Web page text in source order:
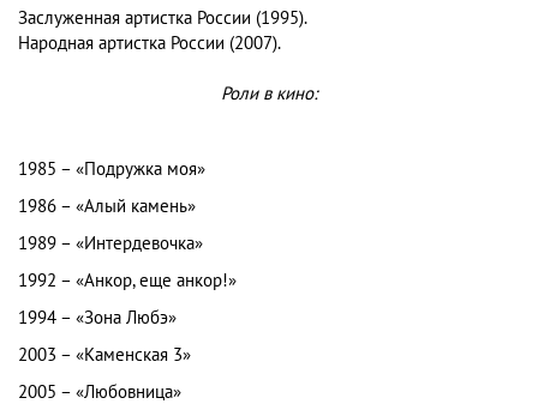
Заслуженная артистка России (1995).
Народная артистка России (2007).
Роли в кино:
1985 – «Подружка моя»
1986 – «Алый камень»
1989 – «Интердевочка»
1992 – «Анкор, еще анкор!»
1994 – «Зона Любэ»
2003 – «Каменская 3»
2005 – «Любовница»